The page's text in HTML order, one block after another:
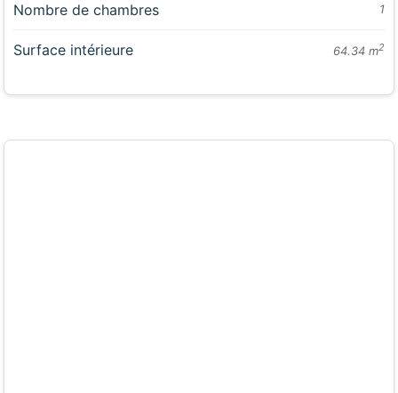
Nombre de chambres 1
Surface intérieure 64.34 m2